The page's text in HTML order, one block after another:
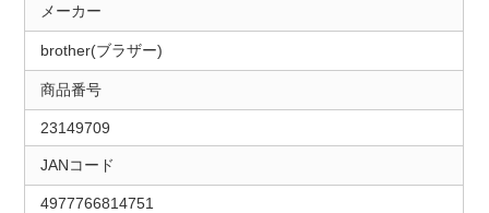
メーカー
brother(ブラザー)
商品番号
23149709
JANコード
4977766814751